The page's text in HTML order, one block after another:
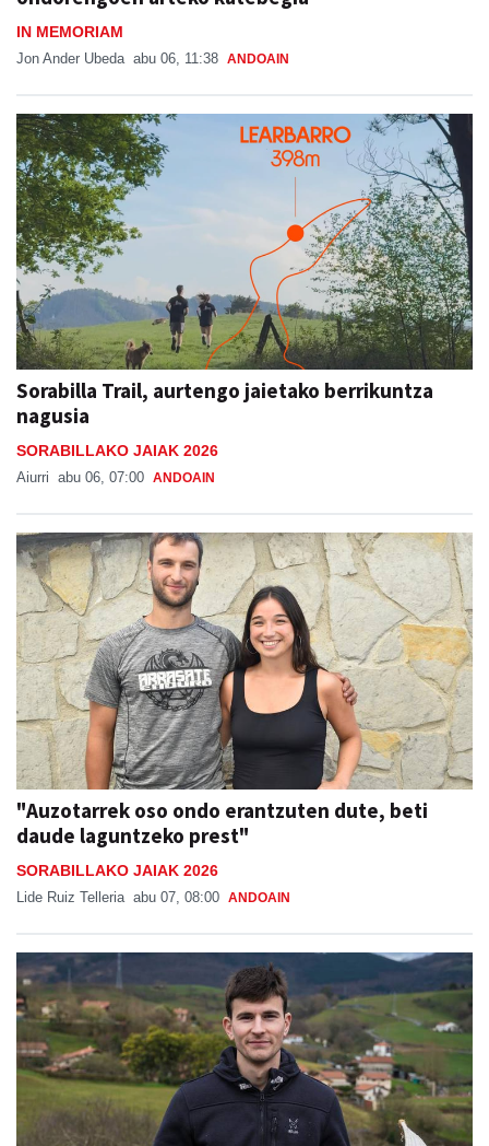
IN MEMORIAM
Jon Ander Ubeda abu 06, 11:38 ANDOAIN
Sorabilla Trail, aurtengo jaietako berrikuntza
nagusia
SORABILLAKO JAIAK 2026
Aiurri abu 06, 07:00 ANDOAIN
"Auzotarrek oso ondo erantzuten dute, beti
daude laguntzeko prest"
SORABILLAKO JAIAK 2026
Lide Ruiz Telleria abu 07, 08:00 ANDOAIN